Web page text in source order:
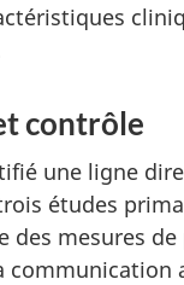
contrôle
une ligne
études
des mesures
communication